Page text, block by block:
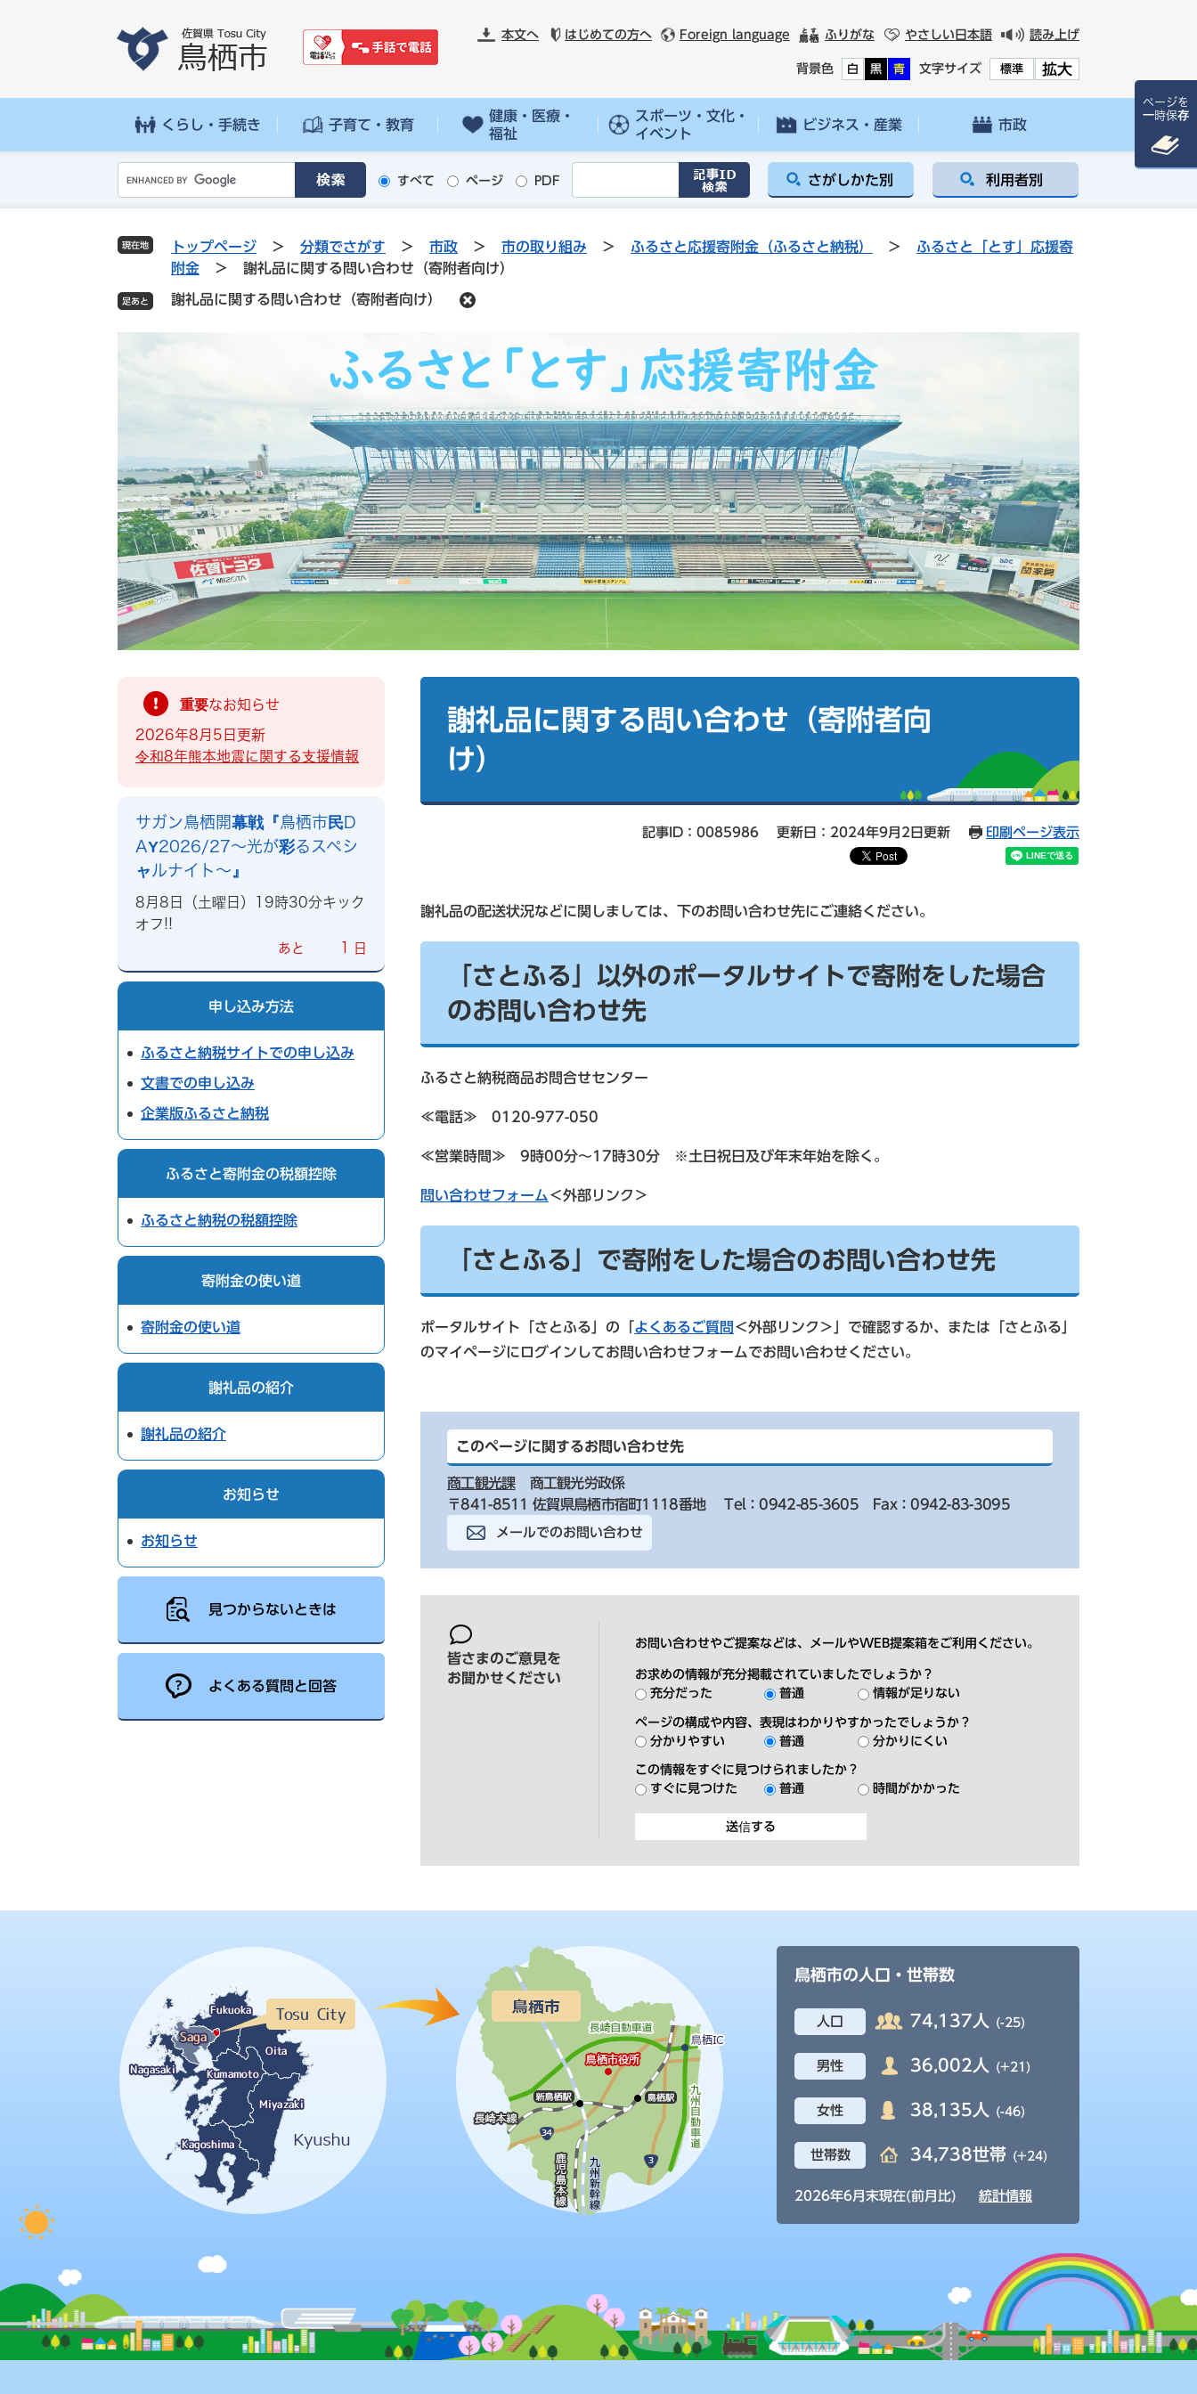
先
を
本文へ はじめての方へ Foreign language ふりがな やさしい日本語 読み上げ
背景色 白 黒 青 文字サイズ 標準 拡大
くらし・手続き 子育て・教育
健康・医療・
福祉
スポーツ・文化・
イベント
ビジネス・産業 市政
o
g
l
カ
すべて ページ PDF さがしかた別 利用者別
現在地 トップページ > 分類でさがす > 市政 > 市の取り組み > ふるさと応援寄附金（ふるさと納税） >
ふるさと「とす」応援寄
附金
> 謝礼品に関する問い合わせ（寄附者向け）
謝礼品に関する問い合わせ（寄附者向け）
謝礼品に関する問い合わせ（寄附者向
け）
記事ID：0085986 更新日：2024年9月2日更新 印刷ページ表示
謝礼品の配送状況などに関しましては、下のお問い合わせ先にご連絡ください。
「さとふる」以外のポータルサイトで寄附をした場合
のお問い合わせ先
ふるさと納税商品お問合せセンター
≪電話≫ 0120-977-050
≪営業時間≫ 9時00分～17時30分 ※土日祝日及び年末年始を除く。
問い合わせフォーム＜外部リンク＞
「さとふる」で寄附をした場合のお問い合わせ先
ポータルサイト「さとふる」の「 よくあるご質問 ＜外部リンク＞
」で確認するか、または「さとふる」
のマイページにログインしてお問い合わせフォームでお問い合わせください。
このページに関するお問い合わせ先
商工観光課
商工観光労政係
〒841-8511 佐賀県鳥栖市宿町1118番地
Tel：0942-85-3605 Fax：0942-83-3095
メールでのお問い合わせ
皆さまのご意見を
お聞かせください
お問い合わせやご提案などは、メールやWEB提案箱をご利用ください。
お求めの情報が充分掲載されていましたでしょうか？
充分だった
普通 情報が足りない
ページの構成や内容、表現はわかりやすかったでしょうか？
分かりやすい
普通 分かりにくい
この情報をすぐに見つけられましたか？
すぐに見つけた
普通 時間がかかった
重要なお知らせ
2026年8月5日更新
令和8年熊本地震に関する支援情報
サガン鳥栖開幕戦『鳥栖市民D
AY2026/27～光が彩るスペシ
ャルナイト～』
8月8日（土曜日）19時30分キック
オフ!!
あと 1 日
申し込み方法
ふるさと納税サイトでの申し込み
文書での申し込み
企業版ふるさと納税
ふるさと寄附金の税額控除
ふるさと納税の税額控除
寄附金の使い道
寄附金の使い道
謝礼品の紹介
謝礼品の紹介
お知らせ
お知らせ
見つからないときは
よくある質問と回答
鳥栖市の人口・世帯数
人口 74,137人 (-25)
男性 36,002人 (+21)
女性 38,135人 (-46)
世帯数 34,738世帯 (+24)
2026年6月末現在(前月比) 統計情報
ページを
一時保存